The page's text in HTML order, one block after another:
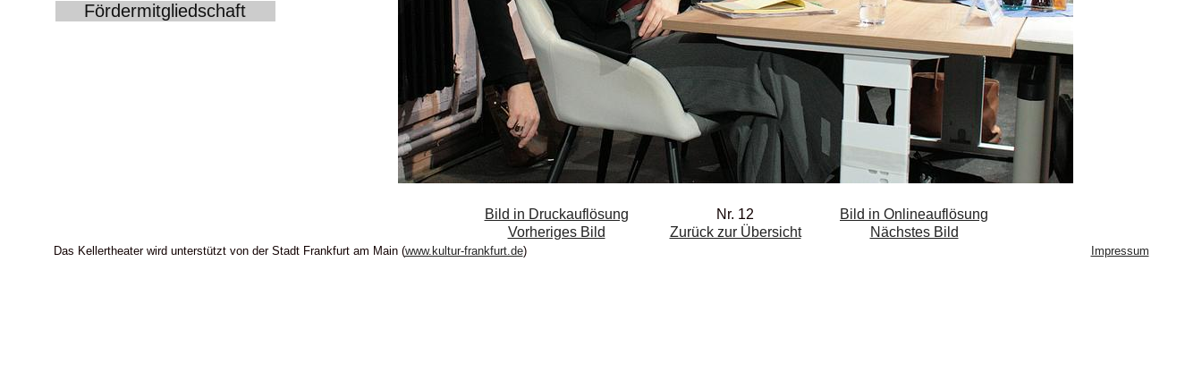
Fördermitgliedschaft
Bild in Druckauflösung Nr. 12
Bild in Onlineauflösung
Vorheriges Bild
Zurück zur Übersicht Nächstes Bild
Das Kellertheater wird unterstützt von der Stadt Frankfurt am Main (www.kultur-frankfurt.de) Impressum